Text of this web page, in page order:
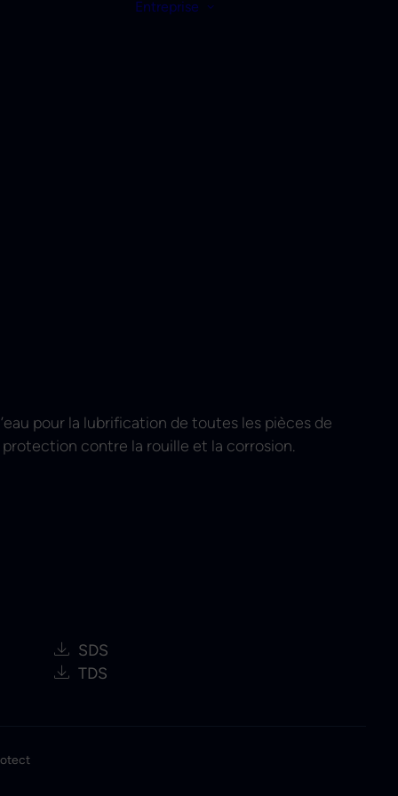
Entreprise
pour la lubrification de toutes les pièces de
contre la rouille et la corrosion.
SDS
TDS